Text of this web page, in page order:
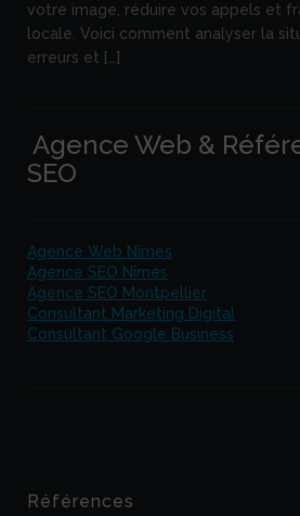
votre image, réduire vos appels et
locale. Voici comment analyser la
erreurs et […]
Agence Web &
SEO
Agence Web Nîmes
Agence SEO Nîmes
Agence SEO Montpellier
Consultant Marketing Digital
Consultant Google Business
Références